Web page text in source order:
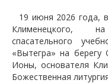
19 июня 2026 года,
Клименецкого,
спасательного
«Вытегра» на берегу
Ионы, основателя
Божественная